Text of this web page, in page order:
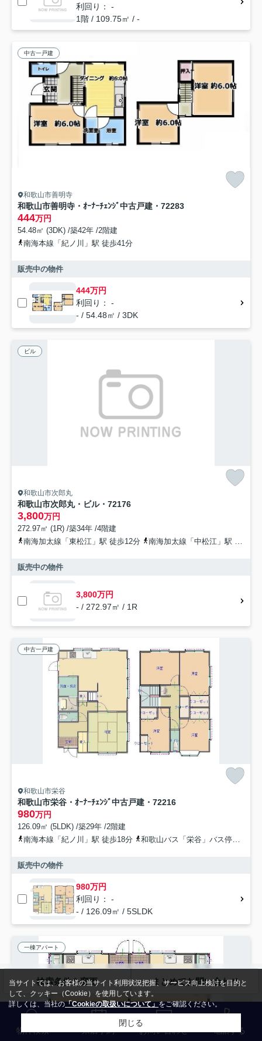
利回り： -
1階 / 109.75㎡ / -
中古一戸建
和歌山市善明寺
和歌山市善明寺・ｵｰﾅｰﾁｪﾝｼﾞ中古戸建・72283
444万円
54.48㎡ (3DK) /築42年 /2階建
南海本線「紀ノ川」駅 徒歩41分
販売中の物件
444万円
利回り： -
- / 54.48㎡ / 3DK
ビル
和歌山市次郎丸
和歌山市次郎丸・ビル・72176
3,800万円
272.97㎡ (1R) /築34年 /4階建
南海加太線「東松江」駅 徒歩12分
南海加太線「中松江」駅 徒歩20分
販売中の物件
3,800万円
- / 272.97㎡ / 1R
中古一戸建
和歌山市栄谷
和歌山市栄谷・ｵｰﾅｰﾁｪﾝｼﾞ中古戸建・72216
980万円
126.09㎡ (5LDK) /築29年 /2階建
南海本線「紀ノ川」駅 徒歩18分
和歌山バス「栄谷」バス停下車 徒歩7分
販売中の物件
980万円
利回り： -
- / 126.09㎡ / 5SLDK
一棟アパート
検索条件を変更 まとめてお問い合わせ
物件検索 来店予約 お問い合わせ 電話する
当サイトでは、お客様の当サイト利用状況把握、サービス向上検討を目的と
して、クッキー（Cookie）を使用しています。
詳しくは、当社の「Cookieの取扱いについて」をご確認ください。
閉じる